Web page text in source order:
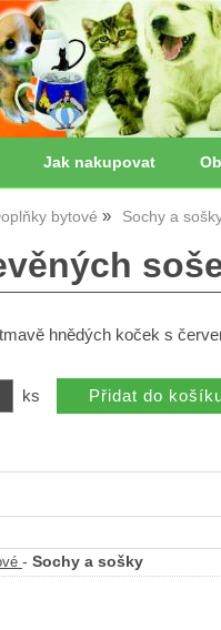
Jak nakupovat
bytové Sochy a
hnědých koček s
ks
- Sochy a sošky